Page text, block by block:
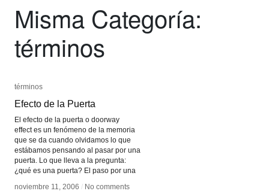
Misma Categoría:
términos
términos
Efecto de la Puerta
El efecto de la puerta o doorway
effect es un fenómeno de la memoria
que se da cuando olvidamos lo que
estábamos pensando al pasar por una
puerta. Lo que lleva a la pregunta:
¿qué es una puerta? El paso por una
noviembre 11, 2006 / No comments
términos
Efecto de la Puerta
noviembre 11, 2006 / No comments